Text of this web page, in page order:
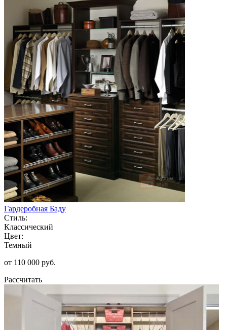
Гардеробная Баду
Стиль:
Классический
Цвет:
Темный
от 110 000 руб.
Рассчитать